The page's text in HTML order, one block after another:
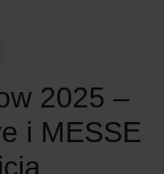
2025 –
i MESSE